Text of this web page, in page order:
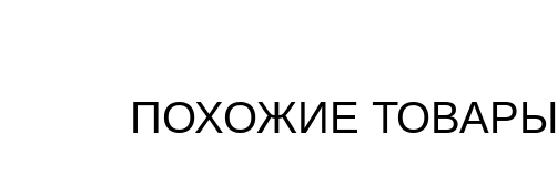
ПОХОЖИЕ ТОВАРЫ